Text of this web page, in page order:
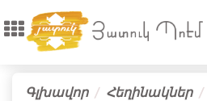
Գլխավոր Հեղինակներ